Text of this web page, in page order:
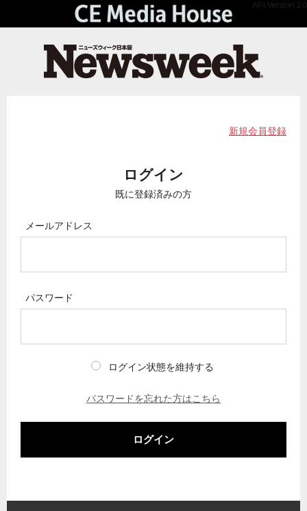
API Version 2.0
新規会員登録
ログイン
既に登録済みの方
メールアドレス
パスワード
ログイン状態を維持する
パスワードを忘れた方はこちら
ログイン